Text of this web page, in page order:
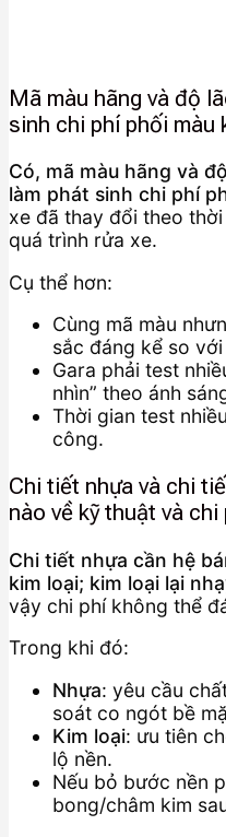
Mã màu hãng và độ
sinh chi phí phối màu
Có, mã màu hãng và
làm phát sinh chi phí
xe đã thay đổi theo
quá trình rửa xe.
Cụ thể hơn:
Cùng mã màu
sắc đáng kể so
Gara phải test
nhìn” theo ánh
Thời gian test
công.
Chi tiết nhựa và chi
nào về kỹ thuật và chi
Chi tiết nhựa cần hệ
kim loại; kim loại lại
vậy chi phí không thể
Trong khi đó:
Nhựa: yêu cầu
soát co ngót bề
Kim loại: ưu tiên
lộ nền.
Nếu bỏ bước nền
bong/châm kim